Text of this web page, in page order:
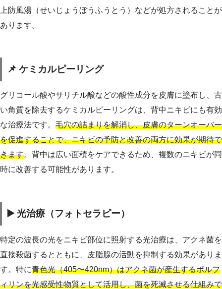
上防風湯（せいじょうぼうふうとう）などが処方されることが
あります。
📌 ケミカルピーリング
グリコール酸やサリチル酸などの酸性成分を皮膚に塗布し、古
い角質を除去するケミカルピーリングは、背中ニキビにも有効
な治療法です。 毛穴の詰まりを解消し、皮膚のターンオーバー
を促進することで、ニキビの予防と改善の両方に効果が期待で
きます。背中は広い面積をケアできるため、複数のニキビが同
時に改善する可能性があります。
▶️ 光治療（フォトセラピー）
特定の波長の光をニキビ部位に照射する光治療は、アクネ菌を
直接殺菌するとともに、皮脂腺の活動を抑制する効果がありま
す。特に青色光（405〜420nm）はアクネ菌が産生するポルフ
ィリンを光感受性物質として活用し、菌を死滅させる仕組みで